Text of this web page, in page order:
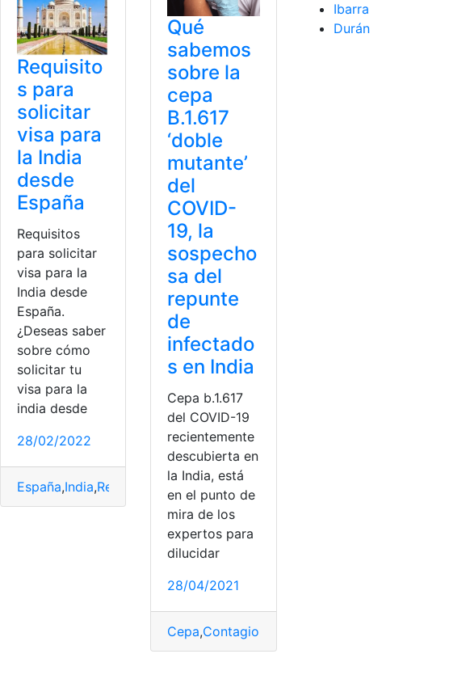
,Requisitos,trámite
Requisito
s para
solicitar
visa para
la India
desde
España
Requisitos
para solicitar
visa para la
India desde
España.
¿Deseas saber
sobre cómo
solicitar tu
visa para la
india desde
28/02/2022
España,India,Requisitos solicitar , Visa
Qué
sabemos
sobre la
cepa
B.1.617
‘doble
mutante’
del
COVID-
19, la
sospecho
sa del
repunte
de
infectado
s en India
Cepa b.1.617
del COVID-19
recientemente
descubierta en
la India, está
en el punto de
mira de los
expertos para
dilucidar
28/04/2021
Cepa,Contagio
Ibarra
Durán